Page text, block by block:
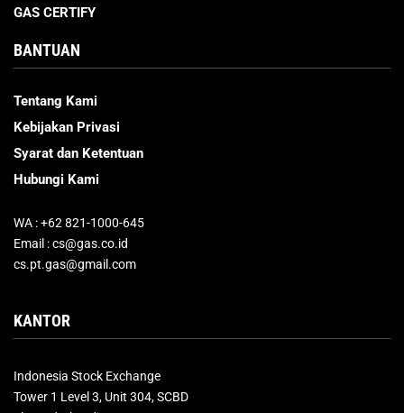
GAS CERTIFY
BANTUAN
Tentang Kami
Kebijakan Privasi
Syarat dan Ketentuan
Hubungi Kami
WA : +62 821-1000-645
Email : cs@gas.co.id
cs.pt.gas@gmail.com
KANTOR
Indonesia Stock Exchange
Tower 1 Level 3, Unit 304, SCBD